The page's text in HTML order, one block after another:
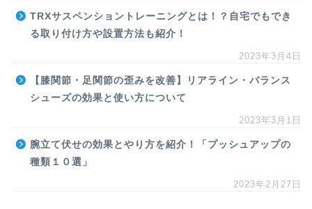
TRXサスペンショントレーニングとは！？自宅でもでき
る取り付け方や設置方法も紹介！
2023年3月4日
【膝関節・足関節の歪みを改善】リアライン・バランス
シューズの効果と使い方について
2023年3月1日
腕立て伏せの効果とやり方を紹介！「プッシュアップの
種類１０選」
2023年2月27日